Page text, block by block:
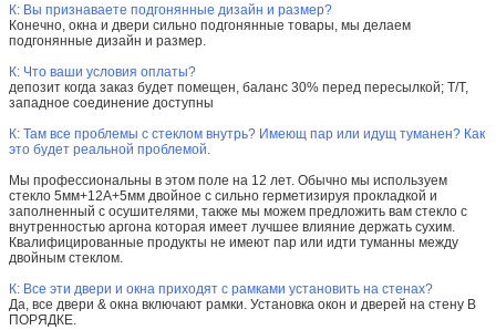
К: Вы признаваете подгонянные дизайн и размер?
Конечно, окна и двери сильно подгонянные товары, мы делаем
подгонянные дизайн и размер.
К: Что ваши условия оплаты?
депозит когда заказ будет помещен, баланс 30% перед пересылкой; Т/Т,
западное соединение доступны
К: Там все проблемы с стеклом внутрь? Имеющ пар или идущ туманен? Как
это будет реальной проблемой.
Мы профессиональны в этом поле на 12 лет. Обычно мы используем
стекло 5мм+12А+5мм двойное с сильно герметизируя прокладкой и
заполненный с осушителями, также мы можем предложить вам стекло с
внутренностью аргона которая имеет лучшее влияние держать сухим.
Квалифицированные продукты не имеют пар или идти туманны между
двойным стеклом.
К: Все эти двери и окна приходят с рамками установить на стенах?
Да, все двери & окна включают рамки. Установка окон и дверей на стену В
ПОРЯДКЕ.